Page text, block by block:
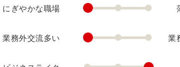
にぎやかな職場
業務外交流多い 業